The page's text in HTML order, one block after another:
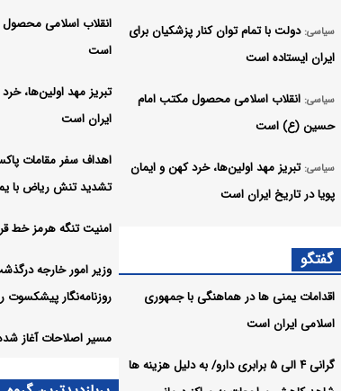
سیاسی: دولت با تمام توان کنار پزشکیان برای
ایران ایستاده است
سیاسی: انقلاب اسلامی محصول مکتب امام
حسین (ع) است
سیاسی: تبریز مهد اولین‌ها، خرد کهن و ایمان
پویا در تاریخ ایران است
عربستان در سایه تشدید تنش ریاض با یمن
سیاسی: امنیت تنگه هرمز خط قرمز ایران
است
سیاسی: وزیر امور خارجه درگذشت ابوالقاسم
گفتگو
اقدامات یمنی ها در هماهنگی با جمهوری
اسلامی ایران است
گرانی ۴ الی ۵ برابری دارو/ به دلیل هزینه ها
انقلاب اسلامی
است
تبریز مهد اولین‌ها،
ایران است
اهداف سفر مقامات
تشدید تنش ریاض با
امنیت تنگه هرمز خط
وزیر امور خارجه
روزنامه‌نگار
مسیر اصلاحات آغاز